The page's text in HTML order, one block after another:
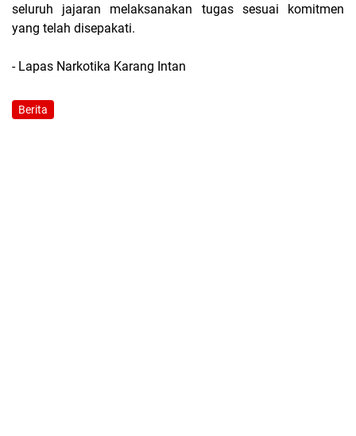
seluruh jajaran melaksanakan tugas sesuai komitmen
yang telah disepakati.
- Lapas Narkotika Karang Intan
Berita